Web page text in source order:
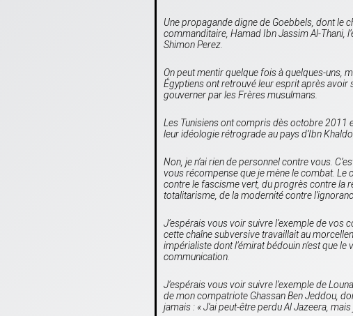
Une propagande digne de Goebbels, dont le
commanditaire, Hamad Ibn Jassim Al-Thani,
Shimon Perez.
On peut mentir quelque fois à quelques-uns,
Égyptiens ont retrouvé leur esprit après avoir
gouverner par les Frères musulmans.
Les Tunisiens ont compris dès octobre 2011
leur idéologie rétrograde au pays d’Ibn
Non, je n’ai rien de personnel contre vous.
vous récompense que je mène le combat. Le
contre le fascisme vert, du progrès contre la
totalitarisme, de la modernité contre
J’espérais vous voir suivre l’exemple de vos
cette chaîne subversive travaillait au
impérialiste dont l’émirat bédouin n’est que
communication.
J’espérais vous voir suivre l’exemple de
de mon compatriote Ghassan Ben Jeddou,
jamais : «J’ai peut-être perdu Al Jazeera,